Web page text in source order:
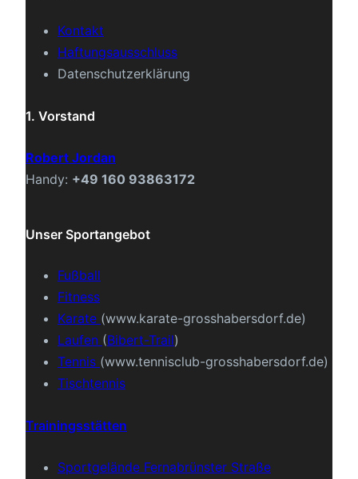
Kontakt
Haftungsausschluss
Datenschutzerklärung
1. Vorstand
Robert Jordan
Handy: +49 160 93863172
Unser Sportangebot
Fußball
Fitness
Karate (www.karate-grosshabersdorf.de)
Laufen (Bibert-Trail)
Tennis (www.tennisclub-grosshabersdorf.de)
Tischtennis
Trainingsstätten
Sportgelände Fernabrünster Straße